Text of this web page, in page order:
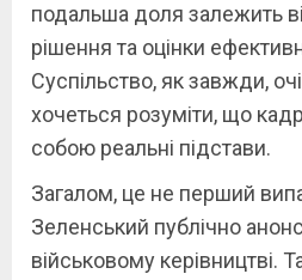
подальша доля залежить
рішення та оцінки
Суспільство, як завжди,
хочеться розуміти, що
собою реальні підстави.
Загалом, це не перший
Зеленський публічно
військовому керівництві.